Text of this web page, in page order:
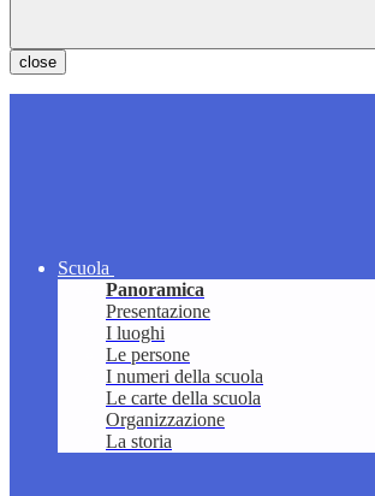
close
Scuola
Panoramica
Presentazione
I luoghi
Le persone
I numeri della scuola
Le carte della scuola
Organizzazione
La storia